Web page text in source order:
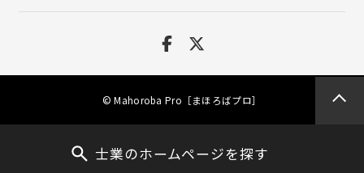
© Mahoroba Pro［まほろばプロ］